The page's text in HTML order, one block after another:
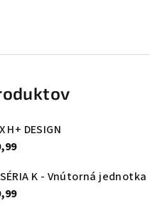
H+ DESIGN
K - Vnútorná jednotka